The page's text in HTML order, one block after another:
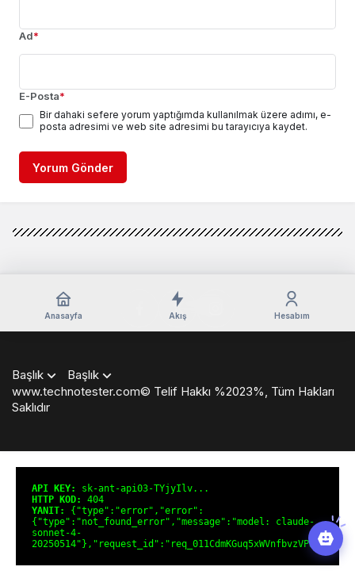
Ad*
E-Posta*
Bir dahaki sefere yorum yaptığımda kullanılmak üzere adımı, e-
posta adresimi ve web site adresimi bu tarayıcıya kaydet.
Yorum Gönder
Anasayfa Akış Hesabım
Başlık
Başlık
www.technotester.com© Telif Hakkı %2023%, Tüm Hakları
Saklıdır
casino
siteleri
deneme
bonusu
veren
siteler
deneme
API KEY:
sk-ant-api03-TYjyIlv...
HTTP KOD:
404
YANIT:
{"type":"error","error":
{"type":"not_found_error","message":"model: claude-
sonnet-4-
20250514"},"request_id":"req_011CdmKGuq5xWVnfbvzVPJGN"}